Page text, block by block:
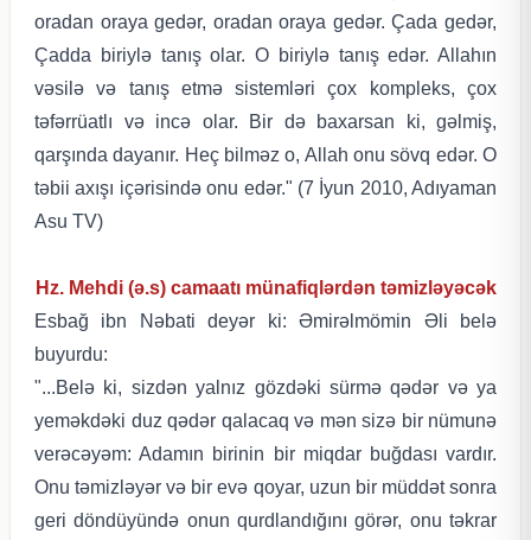
oradan oraya gedər, oradan oraya gedər. Çada gedər,
Çadda biriylə tanış olar. O biriylə tanış edər. Allahın
vəsilə və tanış etmə sistemləri çox kompleks, çox
təfərrüatlı və incə olar. Bir də baxarsan ki, gəlmiş,
qarşında dayanır. Heç bilməz o, Allah onu sövq edər. O
təbii axışı içərisində onu edər." (7 İyun 2010, Adıyaman
Asu TV)
Hz. Mehdi (ə.s) camaatı münafiqlərdən təmizləyəcək
Esbağ ibn Nəbati deyər ki: Əmirəlmömin Əli belə
buyurdu:
"...Belə ki, sizdən yalnız gözdəki sürmə qədər və ya
yeməkdəki duz qədər qalacaq və mən sizə bir nümunə
verəcəyəm: Adamın birinin bir miqdar buğdası vardır.
Onu təmizləyər və bir evə qoyar, uzun bir müddət sonra
geri döndüyündə onun qurdlandığını görər, onu təkrar